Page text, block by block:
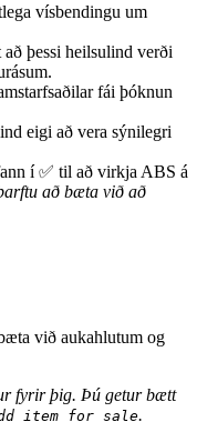
vísbendingu um
þessi heilsulind verði
fái þóknun
eigi að vera sýnilegri
í ✅ til að virkja ABS á
að bæta við að
við aukahlutum og
fyrir þig. Þú getur bætt
item for sale.